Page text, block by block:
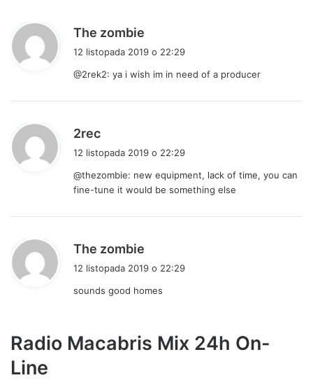
The zombie
z
12 listopada 2019 o 22:29
@2rek2: ya i wish im in need of a producer
2rec
z
e
12 listopada 2019 o 22:29
@thezombie: new equipment, lack of time, you can
fine-tune it would be something else
The zombie
z
12 listopada 2019 o 22:29
sounds good homes
Radio Macabris Mix 24h On-
Line